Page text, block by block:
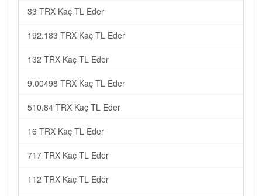
33 TRX Kaç TL Eder
192.183 TRX Kaç TL Eder
132 TRX Kaç TL Eder
9.00498 TRX Kaç TL Eder
510.84 TRX Kaç TL Eder
16 TRX Kaç TL Eder
717 TRX Kaç TL Eder
112 TRX Kaç TL Eder